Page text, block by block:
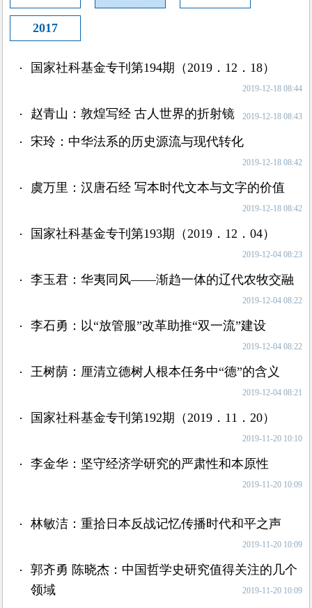
2017
国家社科基金专刊第194期（2019．12．18）
2019-12-18 08:44
赵青山：敦煌写经 古人世界的折射镜 2019-12-18 08:43
宋玲：中华法系的历史源流与现代转化
2019-12-18 08:42
虞万里：汉唐石经 写本时代文本与文字的价值
2019-12-18 08:42
国家社科基金专刊第193期（2019．12．04）
2019-12-04 08:23
李玉君：华夷同风——渐趋一体的辽代农牧交融
2019-12-04 08:22
李石勇：以“放管服”改革助推“双一流”建设
2019-12-04 08:22
王树荫：厘清立德树人根本任务中“德”的含义
2019-12-04 08:21
国家社科基金专刊第192期（2019．11．20）
2019-11-20 10:10
李金华：坚守经济学研究的严肃性和本原性
2019-11-20 10:09
林敏洁：重拾日本反战记忆传播时代和平之声
2019-11-20 10:09
郭齐勇 陈晓杰：中国哲学史研究值得关注的几个
领域 2019-11-20 10:09